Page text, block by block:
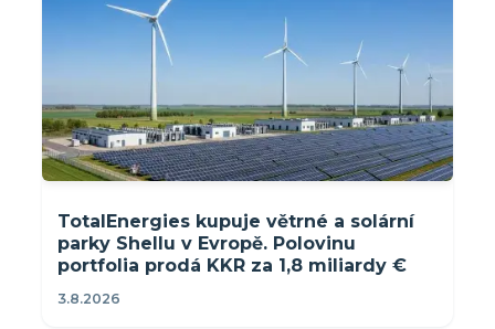
TotalEnergies kupuje větrné a solární
parky Shellu v Evropě. Polovinu
portfolia prodá KKR za 1,8 miliardy €
3.8.2026